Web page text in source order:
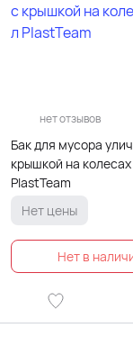
нет отзывов
Бак для мусора
крышкой на колесах
PlastTeam
Нет цены